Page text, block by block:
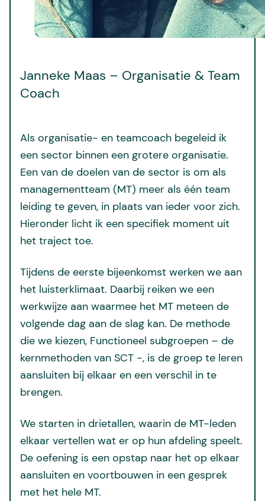
Janneke Maas – Organisatie & Team
Coach
Als organisatie- en teamcoach begeleid ik
een sector binnen een grotere organisatie.
Een van de doelen van de sector is om als
managementteam (MT) meer als één team
leiding te geven, in plaats van ieder voor zich.
Hieronder licht ik een specifiek moment uit
het traject toe.
Tijdens de eerste bijeenkomst werken we aan
het luisterklimaat. Daarbij reiken we een
werkwijze aan waarmee het MT meteen de
volgende dag aan de slag kan. De methode
die we kiezen, Functioneel subgroepen – de
kernmethoden van SCT -, is de groep te leren
aansluiten bij elkaar en een verschil in te
brengen.
We starten in drietallen, waarin de MT-leden
elkaar vertellen wat er op hun afdeling speelt.
De oefening is een opstap naar het op elkaar
aansluiten en voortbouwen in een gesprek
met het hele MT.